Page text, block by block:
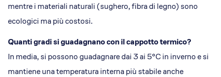
mentre i materiali naturali (sughero, fibra di legno) sono
ecologici ma più costosi.
Quanti gradi si guadagnano con il cappotto termico?
In media, si possono guadagnare dai 3 ai 5°C in inverno e si
mantiene una temperatura interna più stabile anche